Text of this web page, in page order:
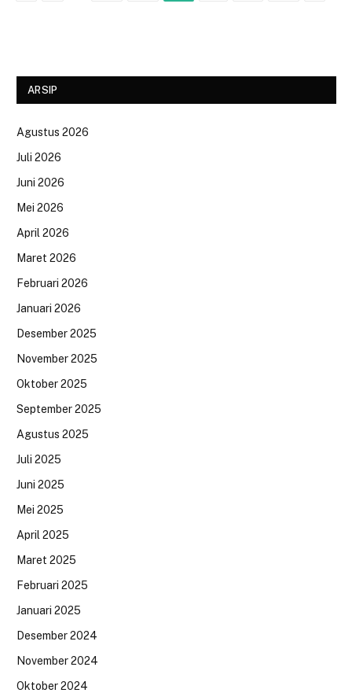
ARSIP
Agustus 2026
Juli 2026
Juni 2026
Mei 2026
April 2026
Maret 2026
Februari 2026
Januari 2026
Desember 2025
November 2025
Oktober 2025
September 2025
Agustus 2025
Juli 2025
Juni 2025
Mei 2025
April 2025
Maret 2025
Februari 2025
Januari 2025
Desember 2024
November 2024
Oktober 2024